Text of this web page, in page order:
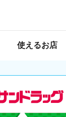
使えるお店